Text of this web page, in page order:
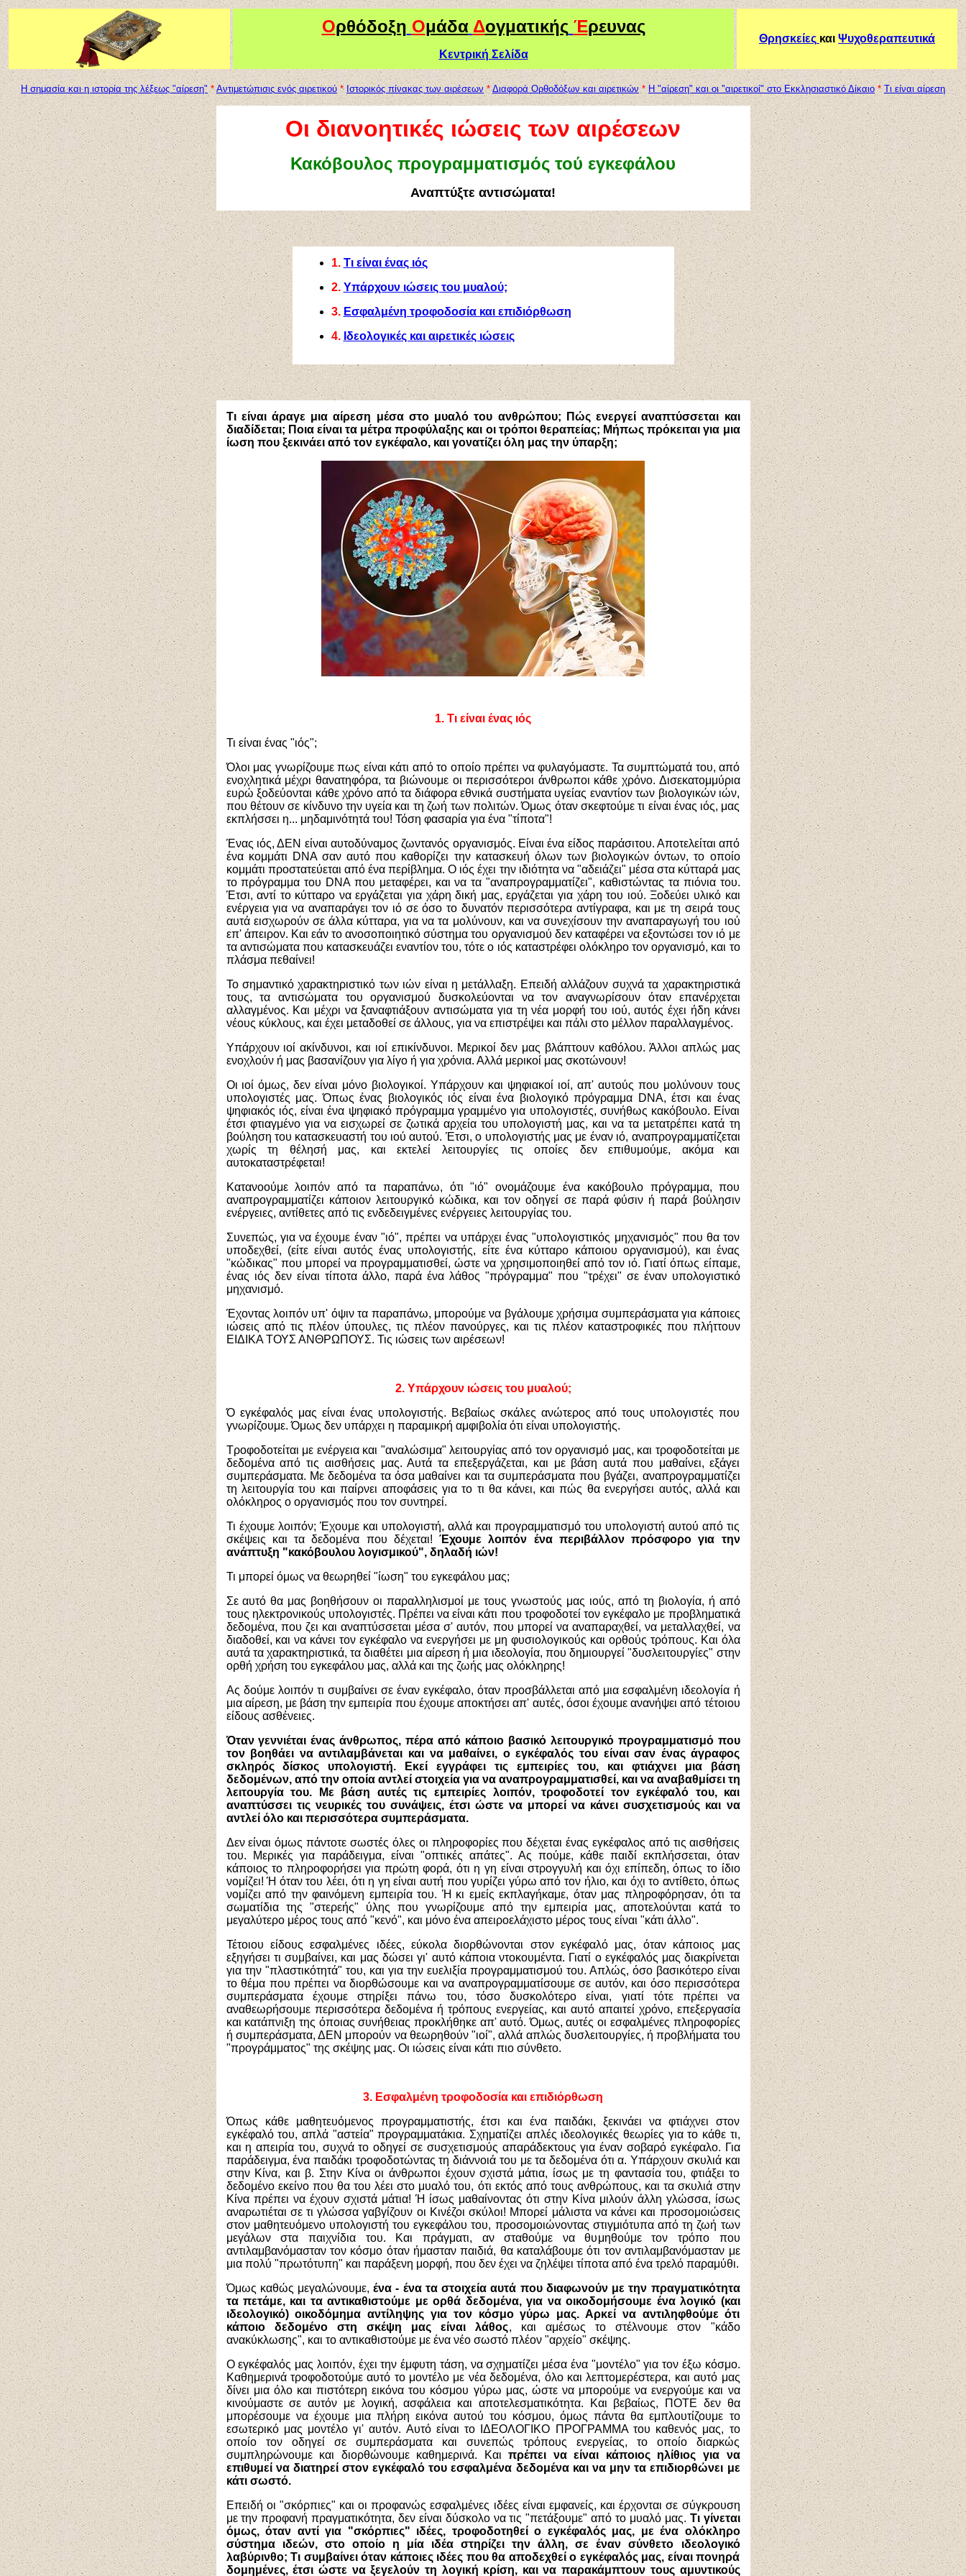
Ορθόδοξη Ομάδα Δογματικής Έρευνας
Κεντρική Σελίδα
Θρησκείες και Ψυχοθεραπευτικά
Η σημασία και η ιστορία της λέξεως "αίρεση" * Αντιμετώπισις ενός αιρετικού * Ιστορικός πίνακας των αιρέσεων * Διαφορά Ορθοδόξων και αιρετικών * Η "αίρεση" και οι "αιρετικοί" στο Εκκλησιαστικό Δίκαιο * Τι είναι αίρεση
Οι διανοητικές ιώσεις των αιρέσεων
Κακόβουλος προγραμματισμός τού εγκεφάλου
Αναπτύξτε αντισώματα!
1. Τι είναι ένας ιός
2. Υπάρχουν ιώσεις του μυαλού;
3. Εσφαλμένη τροφοδοσία και επιδιόρθωση
4. Ιδεολογικές και αιρετικές ιώσεις
Τι είναι άραγε μια αίρεση μέσα στο μυαλό του ανθρώπου; Πώς ενεργεί αναπτύσσεται και
διαδίδεται; Ποια είναι τα μέτρα προφύλαξης και οι τρόποι θεραπείας; Μήπως πρόκειται για μια
ίωση που ξεκινάει από τον εγκέφαλο, και γονατίζει όλη μας την ύπαρξη;
1. Τι είναι ένας ιός
Τι είναι ένας "ιός";
Όλοι μας γνωρίζουμε πως είναι κάτι από το οποίο πρέπει να φυλαγόμαστε. Τα συμπτώματά του, από
ενοχλητικά μέχρι θανατηφόρα, τα βιώνουμε οι περισσότεροι άνθρωποι κάθε χρόνο. Δισεκατομμύρια
ευρώ ξοδεύονται κάθε χρόνο από τα διάφορα εθνικά συστήματα υγείας εναντίον των βιολογικών ιών,
που θέτουν σε κίνδυνο την υγεία και τη ζωή των πολιτών. Όμως όταν σκεφτούμε τι είναι ένας ιός, μας
εκπλήσσει η... μηδαμινότητά του! Τόση φασαρία για ένα "τίποτα"!
Ένας ιός, ΔΕΝ είναι αυτοδύναμος ζωντανός οργανισμός. Είναι ένα είδος παράσιτου. Αποτελείται από
ένα κομμάτι DNAσαν αυτό που καθορίζει την κατασκευή όλων των βιολογικών όντων, το οποίο
κομμάτι προστατεύεται από ένα περίβλημα. Ο ιός έχει την ιδιότητα να "αδειάζει" μέσα στα κύτταρά μας
το πρόγραμμα του DNA που μεταφέρει, και να τα "αναπρογραμματίζει", καθιστώντας τα πιόνια του.
Έτσι, αντί το κύτταρο να εργάζεται για χάρη δική μας, εργάζεται για χάρη του ιού. Ξοδεύει υλικό και
ενέργεια για να αναπαράγει τον ιό σε όσο το δυνατόν περισσότερα αντίγραφα, και με τη σειρά τους
αυτά εισχωρούν σε άλλα κύτταρα, για να τα μολύνουν, και να συνεχίσουν την αναπαραγωγή του ιού
επ' άπειρον. Και εάν το ανοσοποιητικό σύστημα του οργανισμού δεν καταφέρει να εξοντώσει τον ιό με
τα αντισώματα που κατασκευάζει εναντίον του, τότε ο ιός καταστρέφει ολόκληρο τον οργανισμό, και το
πλάσμα πεθαίνει!
Το σημαντικό χαρακτηριστικό των ιών είναι η μετάλλαξη. Επειδή αλλάζουν συχνά τα χαρακτηριστικά
τους, τα αντισώματα του οργανισμού δυσκολεύονται να τον αναγνωρίσουν όταν επανέρχεται
αλλαγμένος. Και μέχρι να ξαναφτιάξουν αντισώματα για τη νέα μορφή του ιού, αυτός έχει ήδη κάνει
νέους κύκλους, και έχει μεταδοθεί σε άλλους, για να επιστρέψει και πάλι στο μέλλον παραλλαγμένος.
Υπάρχουν ιοί ακίνδυνοι, και ιοί επικίνδυνοι. Μερικοί δεν μας βλάπτουν καθόλου. Άλλοι απλώς μας
ενοχλούν ή μας βασανίζουν για λίγο ή για χρόνια. Αλλά μερικοί μας σκοτώνουν!
Οι ιοί όμως, δεν είναι μόνο βιολογικοί. Υπάρχουν και ψηφιακοί ιοί, απ' αυτούς που μολύνουν τους
υπολογιστές μας. Όπως ένας βιολογικός ιός είναι ένα βιολογικό πρόγραμμα DNA,έτσι και ένας
ψηφιακός ιός, είναι ένα ψηφιακό πρόγραμμα γραμμένο για υπολογιστές, συνήθως κακόβουλο. Είναι
έτσι φτιαγμένο για να εισχωρεί σε ζωτικά αρχεία του υπολογιστή μας, και να τα μετατρέπει κατά τη
βούληση του κατασκευαστή του ιού αυτού. Έτσι, ο υπολογιστής μας με έναν ιό, αναπρογραμματίζεται
χωρίς τη θέλησή μας, και εκτελεί λειτουργίες τις οποίες δεν επιθυμούμε, ακόμα και
αυτοκαταστρέφεται!
Κατανοούμε λοιπόν από τα παραπάνω, ότι "ιό" ονομάζουμε ένα κακόβουλο πρόγραμμα, που
αναπρογραμματίζει κάποιον λειτουργικό κώδικα, και τον οδηγεί σε παρά φύσιν ή παρά βούλησιν
ενέργειες, αντίθετες από τις ενδεδειγμένες ενέργειες λειτουργίας του.
Συνεπώς, για να έχουμε έναν "ιό", πρέπει να υπάρχει ένας "υπολογιστικός μηχανισμός" που θα τον
υποδεχθεί, (είτε είναι αυτός ένας υπολογιστής, είτε ένα κύτταρο κάποιου οργανισμού), και ένας
"κώδικας" που μπορεί να προγραμματισθεί, ώστε να χρησιμοποιηθεί από τον ιό. Γιατί όπως είπαμε,
ένας ιός δεν είναι τίποτα άλλο, παρά ένα λάθος "πρόγραμμα" που "τρέχει" σε έναν υπολογιστικό
μηχανισμό.
Έχοντας λοιπόν υπ' όψιν τα παραπάνω, μπορούμε να βγάλουμε χρήσιμα συμπεράσματα για κάποιες
ιώσεις από τις πλέον ύπουλες, τις πλέον πανούργες, και τις πλέον καταστροφικές που πλήττουν
ΕΙΔΙΚΑ ΤΟΥΣ ΑΝΘΡΩΠΟΥΣ. Τις ιώσεις των αιρέσεων!
2.Υπάρχουν ιώσεις του μυαλού;
Ό εγκέφαλός μας είναι ένας υπολογιστής. Βεβαίως σκάλες ανώτερος από τους υπολογιστές που
γνωρίζουμε. Όμως δεν υπάρχει η παραμικρή αμφιβολία ότι είναι υπολογιστής.
Τροφοδοτείται με ενέργεια και "αναλώσιμα" λειτουργίας από τον οργανισμό μας, και τροφοδοτείται με
δεδομένα από τις αισθήσεις μας. Αυτά τα επεξεργάζεται, και με βάση αυτά που μαθαίνει, εξάγει
συμπεράσματα. Με δεδομένα τα όσα μαθαίνει και τα συμπεράσματα που βγάζει, αναπρογραμματίζει
τη λειτουργία του και παίρνει αποφάσεις για το τι θα κάνει, και πώς θα ενεργήσει αυτός, αλλά και
ολόκληρος ο οργανισμός που τον συντηρεί.
Τι έχουμε λοιπόν; Έχουμε και υπολογιστή, αλλά και προγραμματισμό του υπολογιστή αυτού από τις
σκέψεις και τα δεδομένα που δέχεται! Έχουμε λοιπόν ένα περιβάλλον πρόσφορο για την
ανάπτυξη "κακόβουλου λογισμικού", δηλαδή ιών!
Τι μπορεί όμως να θεωρηθεί "ίωση" του εγκεφάλου μας;
Σε αυτό θα μας βοηθήσουν οι παραλληλισμοί με τους γνωστούς μας ιούς, από τη βιολογία, ή από
τους ηλεκτρονικούς υπολογιστές. Πρέπει να είναι κάτι που τροφοδοτεί τον εγκέφαλο με προβληματικά
δεδομένα, που ζει και αναπτύσσεται μέσα σ' αυτόν, που μπορεί να αναπαραχθεί, να μεταλλαχθεί, να
διαδοθεί, και να κάνει τον εγκέφαλο να ενεργήσει με μη φυσιολογικούς και ορθούς τρόπους. Και όλα
αυτά τα χαρακτηριστικά, τα διαθέτει μια αίρεση ή μια ιδεολογία, που δημιουργεί "δυσλειτουργίες" στην
ορθή χρήση του εγκεφάλου μας, αλλά και της ζωής μας ολόκληρης!
Ας δούμε λοιπόν τι συμβαίνει σε έναν εγκέφαλο, όταν προσβάλλεται από μια εσφαλμένη ιδεολογία ή
μια αίρεση, με βάση την εμπειρία που έχουμε αποκτήσει απ' αυτές, όσοι έχουμε ανανήψει από τέτοιου
είδους ασθένειες.
Όταν γεννιέται ένας άνθρωπος, πέρα από κάποιο βασικό λειτουργικό προγραμματισμό που
τον βοηθάει να αντιλαμβάνεται και να μαθαίνει, ο εγκέφαλός του είναι σαν ένας άγραφος
σκληρός δίσκος υπολογιστή. Εκεί εγγράφει τις εμπειρίες του, και φτιάχνει μια βάση
δεδομένων, από την οποία αντλεί στοιχεία για να αναπρογραμματισθεί, και να αναβαθμίσει τη
λειτουργία του. Με βάση αυτές τις εμπειρίες λοιπόν, τροφοδοτεί τον εγκέφαλό του, και
αναπτύσσει τις νευρικές του συνάψεις, έτσι ώστε να μπορεί να κάνει συσχετισμούς και να
αντλεί όλο και περισσότερα συμπεράσματα.
Δεν είναι όμως πάντοτε σωστές όλες οι πληροφορίες που δέχεται ένας εγκέφαλος από τις αισθήσεις
του. Μερικές για παράδειγμα, είναι "οπτικές απάτες". Ας πούμε, κάθε παιδί εκπλήσσεται, όταν
κάποιος το πληροφορήσει για πρώτη φορά, ότι η γη είναι στρογγυλή και όχι επίπεδη, όπως το ίδιο
νομίζει! Ή όταν του λέει, ότι η γη είναι αυτή που γυρίζει γύρω από τον ήλιο, και όχι το αντίθετο, όπως
νομίζει από την φαινόμενη εμπειρία του. Ή κι εμείς εκπλαγήκαμε, όταν μας πληροφόρησαν, ότι τα
σωματίδια της "στερεής" ύλης που γνωρίζουμε από την εμπειρία μας, αποτελούνται κατά το
μεγαλύτερο μέρος τους από "κενό", και μόνο ένα απειροελάχιστο μέρος τους είναι "κάτι άλλο".
Τέτοιου είδους εσφαλμένες ιδέες, εύκολα διορθώνονται στον εγκέφαλό μας, όταν κάποιος μας
εξηγήσει τι συμβαίνει, και μας δώσει γι' αυτό κάποια ντοκουμέντα. Γιατί ο εγκέφαλός μας διακρίνεται
για την "πλαστικότητά" του, και για την ευελιξία προγραμματισμού του. Απλώς, όσο βασικότερο είναι
το θέμα που πρέπει να διορθώσουμε και να αναπρογραμματίσουμε σε αυτόν, και όσο περισσότερα
συμπεράσματα έχουμε στηρίξει πάνω του, τόσο δυσκολότερο είναι, γιατί τότε πρέπει να
αναθεωρήσουμε περισσότερα δεδομένα ή τρόπους ενεργείας, και αυτό απαιτεί χρόνο, επεξεργασία
και κατάπνιξη της όποιας συνήθειας προκλήθηκε απ' αυτό. Όμως, αυτές οι εσφαλμένες πληροφορίες
ή συμπεράσματα, ΔΕΝ μπορούν να θεωρηθούν "ιοί", αλλά απλώς δυσλειτουργίες, ή προβλήματα του
"προγράμματος" της σκέψης μας. Οι ιώσεις είναι κάτι πιο σύνθετο.
3. Εσφαλμένη τροφοδοσία και επιδιόρθωση
Όπως κάθε μαθητευόμενος προγραμματιστής, έτσι και ένα παιδάκι, ξεκινάει να φτιάχνει στον
εγκέφαλό του, απλά "αστεία" προγραμματάκια. Σχηματίζει απλές ιδεολογικές θεωρίες για το κάθε τι,
και η απειρία του, συχνά το οδηγεί σε συσχετισμούς απαράδεκτους για έναν σοβαρό εγκέφαλο. Για
παράδειγμα, ένα παιδάκι τροφοδοτώντας τη διάννοιά του με τα δεδομένα ότι α. Υπάρχουν σκυλιά και
στην Κίνα, και β. Στην Κίνα οι άνθρωποι έχουν σχιστά μάτια, ίσως με τη φαντασία του, φτιάξει το
δεδομένο εκείνο που θα του λέει στο μυαλό του, ότι εκτός από τους ανθρώπους, και τα σκυλιά στην
Κίνα πρέπει να έχουν σχιστά μάτια! Ή ίσως μαθαίνοντας ότι στην Κίνα μιλούν άλλη γλώσσα, ίσως
αναρωτιέται σε τι γλώσσα γαβγίζουν οι Κινέζοι σκύλοι! Μπορεί μάλιστα να κάνει και προσομοιώσεις
στον μαθητευόμενο υπολογιστή του εγκεφάλου του, προσομοιώνοντας στιγμιότυπα από τη ζωή των
μεγάλων στα παιχνίδια του. Και πράγματι, αν σταθούμε να θυμηθούμε τον τρόπο που
αντιλαμβανόμασταν τον κόσμο όταν ήμασταν παιδιά, θα καταλάβουμε ότι τον αντιλαμβανόμασταν με
μια πολύ "πρωτότυπη" και παράξενη μορφή, που δεν έχει να ζηλέψει τίποτα από ένα τρελό παραμύθι.
Όμως καθώς μεγαλώνουμε,ένα - ένα τα στοιχεία αυτά που διαφωνούν με την πραγματικότητα
τα πετάμε, και τα αντικαθιστούμε με ορθά δεδομένα, για να οικοδομήσουμε ένα λογικό (και
ιδεολογικό) οικοδόμημα αντίληψης για τον κόσμο γύρω μας. Αρκεί να αντιληφθούμε ότι
κάποιο δεδομένο στη σκέψη μας είναι λάθος, και αμέσως το στέλνουμε στον "κάδο
ανακύκλωσης", και το αντικαθιστούμε με ένα νέο σωστό πλέον "αρχείο" σκέψης.
Ο εγκέφαλός μας λοιπόν, έχει την έμφυτη τάση, να σχηματίζει μέσα ένα "μοντέλο" για τον έξω κόσμο.
Καθημερινά τροφοδοτούμε αυτό το μοντέλο με νέα δεδομένα, όλο και λεπτομερέστερα, και αυτό μας
δίνει μια όλο και πιστότερη εικόνα του κόσμου γύρω μας, ώστε να μπορούμε να ενεργούμε και να
κινούμαστε σε αυτόν με λογική, ασφάλεια και αποτελεσματικότητα. Και βεβαίως, ΠΟΤΕ δεν θα
μπορέσουμε να έχουμε μια πλήρη εικόνα αυτού του κόσμου, όμως πάντα θα εμπλουτίζουμε το
εσωτερικό μας μοντέλο γι' αυτόν. Αυτό είναι το ΙΔΕΟΛΟΓΙΚΟ ΠΡΟΓΡΑΜΜΑ του καθενός μας, το
οποίο τον οδηγεί σε συμπεράσματα και συνεπώς τρόπους ενεργείας, το οποίο διαρκώς
συμπληρώνουμε και διορθώνουμε καθημερινά. Καιπρέπει να είναι κάποιος ηλίθιος για να
επιθυμεί να διατηρεί στον εγκέφαλό του εσφαλμένα δεδομένα και να μην τα επιδιορθώνει με
κάτι σωστό.
Επειδή οι "σκόρπιες" και οι προφανώς εσφαλμένες ιδέες είναι εμφανείς, και έρχονται σε σύγκρουση
με την προφανή πραγματικότητα, δεν είναι δύσκολο να τις "πετάξουμε" από το μυαλό μας. Τι γίνεται
όμως, όταν αντί για "σκόρπιες" ιδέες, τροφοδοτηθεί ο εγκέφαλός μας, με ένα ολόκληρο
σύστημα ιδεών, στο οποίο η μία ιδέα στηρίζει την άλλη, σε έναν σύνθετο ιδεολογικό
λαβύρινθο; Τι συμβαίνει όταν κάποιες ιδέες που θα αποδεχθεί ο εγκέφαλός μας, είναι πονηρά
δομημένες, έτσι ώστε να ξεγελούν τη λογική κρίση, και να παρακάμπτουν τους αμυντικούς